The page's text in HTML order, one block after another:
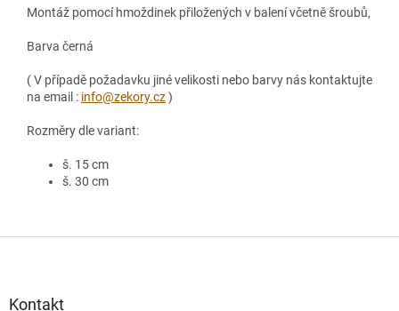
Montáž pomocí hmoždinek přiložených v balení včetně šroubů,
Barva černá
( V případě požadavku jiné velikosti nebo barvy nás kontaktujte
na email : info@zekory.cz)
Rozměry dle variant:
š. 15 cm
š. 30 cm
Kontakt